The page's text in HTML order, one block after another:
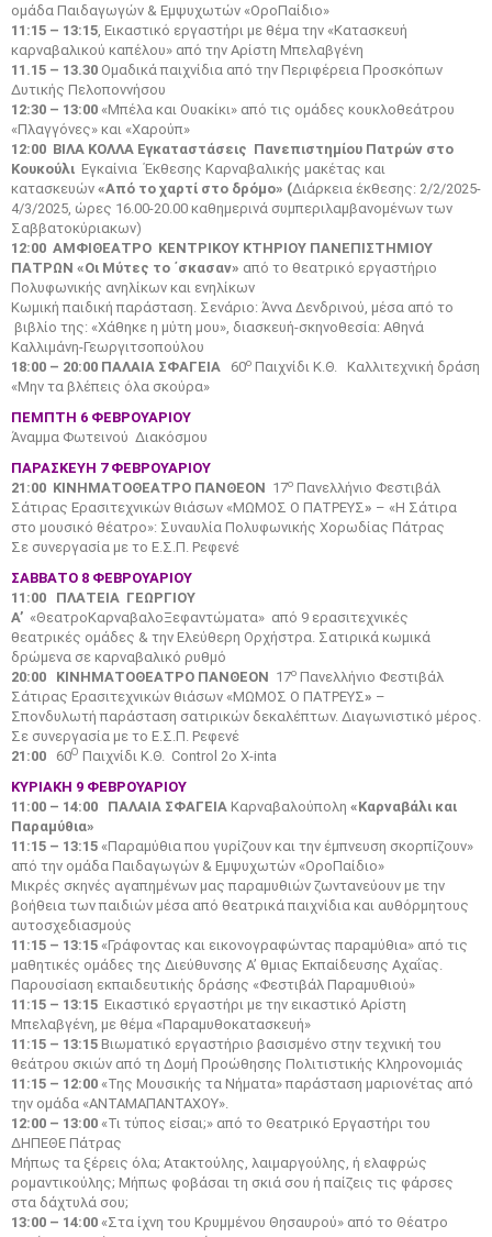
ομάδα Παιδαγωγών & Εμψυχωτών «ΟροΠαίδιο»
11:15 – 13:15 , Εικαστικό εργαστήρι με θέμα την «Κατασκευή
καρναβαλικού καπέλου» από την Αρίστη Μπελαβγένη
11.15 – 13.30 Ομαδικά παιχνίδια από την Περιφέρεια Προσκόπων
Δυτικής Πελοποννήσου
12:30 – 13:00 «Μπέλα και Ουακίκι» από τις ομάδες κουκλοθεάτρου
«Πλαγγόνες» και «Χαρούπ»
12:00 ΒΙΛΑ ΚΟΛΛΑ Εγκαταστάσεις Πανεπιστημίου Πατρών στο
Κουκούλι Εγκαίνια Έκθεσης Καρναβαλικής μακέτας και
κατασκευών «Από το χαρτί στο δρόμο» (Διάρκεια έκθεσης: 2/2/2025-
4/3/2025, ώρες 16.00-20.00 καθημερινά συμπεριλαμβανομένων των
Σαββατοκύριακων)
12:00 ΑΜΦΙΘΕΑΤΡΟ ΚΕΝΤΡΙΚΟΥ ΚΤΗΡΙΟΥ ΠΑΝΕΠΙΣΤΗΜΙΟΥ
ΠΑΤΡΩΝ «Οι Μύτες το ΄σκασαν» από το θεατρικό εργαστήριο
Πολυφωνικής ανηλίκων και ενηλίκων
Κωμική παιδική παράσταση. Σενάριο: Άννα Δενδρινού, μέσα από το
βιβλίο της: «Χάθηκε η μύτη μου», διασκευή-σκηνοθεσία: Αθηνά
Καλλιμάνη-Γεωργιτσοπούλου
18:00 – 20:00 ΠΑΛΑΙΑ ΣΦΑΓΕΙΑ 60ο Παιχνίδι Κ.Θ.
Καλλιτεχνική δράση
«Μην τα βλέπεις όλα σκούρα»
ΠΕΜΠΤΗ 6 ΦΕΒΡΟΥΑΡΙΟΥ
Άναμμα Φωτεινού Διακόσμου
ΠΑΡΑΣΚΕΥΗ 7 ΦΕΒΡΟΥΑΡΙΟΥ
21:00 ΚΙΝΗΜΑΤΟΘΕΑΤΡΟ ΠΑΝΘΕΟΝ 17ο Πανελλήνιο Φεστιβάλ
Σάτιρας Ερασιτεχνικών θιάσων «ΜΩΜΟΣ Ο ΠΑΤΡΕΥΣ » – «Η Σάτιρα
στο μουσικό θέατρο»: Συναυλία Πολυφωνικής Χορωδίας Πάτρας
Σε συνεργασία με το Ε.Σ.Π. Ρεφενέ
ΣΑΒΒΑΤΟ 8 ΦΕΒΡΟΥΑΡΙΟΥ
11:00
ΠΛΑΤΕΙΑ ΓΕΩΡΓΙΟΥ
Α’ «ΘεατροΚαρναβαλοΞεφαντώματα» από 9 ερασιτεχνικές
θεατρικές ομάδες & την Ελεύθερη Ορχήστρα. Σατιρικά κωμικά
δρώμενα σε καρναβαλικό ρυθμό
20:00 ΚΙΝΗΜΑΤΟΘΕΑΤΡΟ ΠΑΝΘΕΟΝ 17ο Πανελλήνιο Φεστιβάλ
Σάτιρας Ερασιτεχνικών θιάσων «ΜΩΜΟΣ Ο ΠΑΤΡΕΥΣ » –
Σπονδυλωτή παράσταση σατιρικών δεκαλέπτων. Διαγωνιστικό μέρος.
Σε συνεργασία με το Ε.Σ.Π. Ρεφενέ
21:00 60Ο Παιχνίδι Κ.Θ. Control 2ο Χ-inta
ΚΥΡΙΑΚΗ 9 ΦΕΒΡΟΥΑΡΙΟΥ
11:00 – 14:00
ΠΑΛΑΙΑ ΣΦΑΓΕΙΑ Καρναβαλούπολη «Καρναβάλι και
Παραμύθια»
11:15 – 13:15 «Παραμύθια που γυρίζουν και την έμπνευση σκορπίζουν»
από την ομάδα Παιδαγωγών & Εμψυχωτών «ΟροΠαίδιο»
Μικρές σκηνές αγαπημένων μας παραμυθιών ζωντανεύουν με την
βοήθεια των παιδιών μέσα από θεατρικά παιχνίδια και αυθόρμητους
αυτοσχεδιασμούς
11:15 – 13:15 «Γράφοντας και εικονογραφώντας παραμύθια» από τις
μαθητικές ομάδες της Διεύθυνσης Α’ θμιας Εκπαίδευσης Αχαΐας.
Παρουσίαση εκπαιδευτικής δράσης «Φεστιβάλ Παραμυθιού»
11:15 – 13:15 Εικαστικό εργαστήρι με την εικαστικό Αρίστη
Μπελαβγένη, με θέμα «Παραμυθοκατασκευή»
11:15 – 13:15 Βιωματικό εργαστήριο βασισμένο στην τεχνική του
θεάτρου σκιών από τη Δομή Προώθησης Πολιτιστικής Κληρονομιάς
11:15 – 12:00 «Της Μουσικής τα Νήματα» παράσταση μαριονέτας από
την ομάδα «ΑΝΤΑΜΑΠΑΝΤΑΧΟΥ».
12:00 – 13:00 «Τι τύπος είσαι;» από το Θεατρικό Εργαστήρι του
ΔΗΠΕΘΕ Πάτρας
Μήπως τα ξέρεις όλα; Ατακτούλης, λαιμαργούλης, ή ελαφρώς
ρομαντικούλης; Μήπως φοβάσαι τη σκιά σου ή παίζεις τις φάρσες
στα δάχτυλά σου;
13:00 – 14:00 «Στα ίχνη του Κρυμμένου Θησαυρού» από το Θέατρο